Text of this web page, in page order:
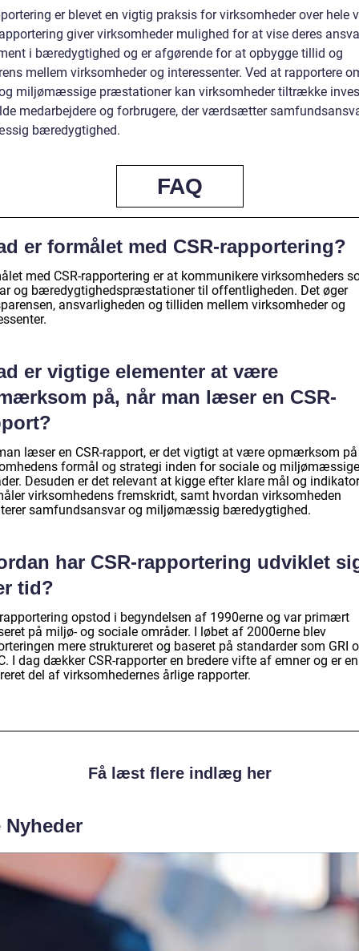
er blevet en vigtig praksis for virksomheder over hele
giver virksomheder mulighed for at vise deres
i bæredygtighed og er afgørende for at opbygge tillid og
mellem virksomheder og interessenter. Ved at rapportere
miljømæssige præstationer kan virksomheder tiltrække
medarbejdere og forbrugere, der værdsætter
bæredygtighed.
FAQ
er formålet med CSR-rapportering?
med CSR-rapportering er at kommunikere virksomheders
og bæredygtighedspræstationer til offentligheden. Det øger
ansvarligheden og tilliden mellem virksomheder og
er vigtige elementer at være
på, når man læser en CSR-
læser en CSR-rapport, er det vigtigt at være opmærksom på
formål og strategi inden for sociale og miljømæssige
Desuden er det relevant at kigge efter klare mål og
virksomhedens fremskridt, samt hvordan virksomheden
samfundsansvar og miljømæssig bæredygtighed.
har CSR-rapportering udviklet
tid?
rapportering opstod i begyndelsen af 1990erne og var primært
på miljø- og sociale områder. I løbet af 2000erne blev
mere struktureret og baseret på standarder som GRI
I dag dækker CSR-rapporter en bredere vifte af emner og er en
del af virksomhedernes årlige rapporter.
Få læst flere indlæg her
Nyheder